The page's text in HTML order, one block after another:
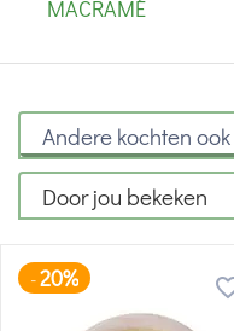
MACRAMÉ
Andere kochten ook
Door jou bekeken
-20%